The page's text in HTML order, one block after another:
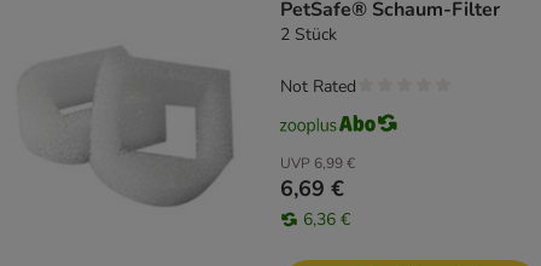
PetSafe® Schaum-Filter
2 Stück
UVP 6,99 €
6,69 €
6,36 €
Not Rated